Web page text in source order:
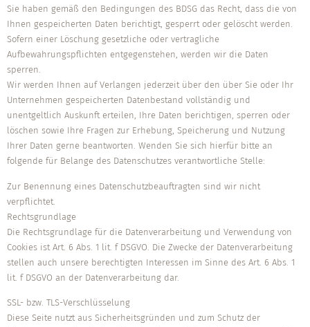
Sie haben gemäß den Bedingungen des BDSG das Recht, dass die von
Ihnen gespeicherten Daten berichtigt, gesperrt oder gelöscht werden.
Sofern einer Löschung gesetzliche oder vertragliche
Aufbewahrungspflichten entgegenstehen, werden wir die Daten
sperren.
Wir werden Ihnen auf Verlangen jederzeit über den über Sie oder Ihr
Unternehmen gespeicherten Datenbestand vollständig und
unentgeltlich Auskunft erteilen, Ihre Daten berichtigen, sperren oder
löschen sowie Ihre Fragen zur Erhebung, Speicherung und Nutzung
Ihrer Daten gerne beantworten. Wenden Sie sich hierfür bitte an
folgende für Belange des Datenschutzes verantwortliche Stelle:
Zur Benennung eines Datenschutzbeauftragten sind wir nicht
verpflichtet.
Rechtsgrundlage
Die Rechtsgrundlage für die Datenverarbeitung und Verwendung von
Cookies ist Art. 6 Abs. 1 lit. f DSGVO. Die Zwecke der Datenverarbeitung
stellen auch unsere berechtigten Interessen im Sinne des Art. 6 Abs. 1
lit. f DSGVO an der Datenverarbeitung dar.
SSL- bzw. TLS-Verschlüsselung
Diese Seite nutzt aus Sicherheitsgründen und zum Schutz der